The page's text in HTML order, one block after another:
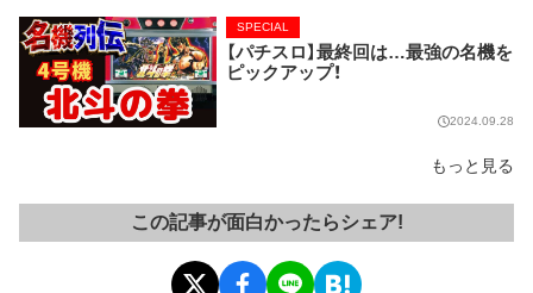
【パチスロ】最終回は…最強の名機を
ピックアップ！
SPECIAL
2024.09.28
もっと見る
この記事が面白かったらシェア!